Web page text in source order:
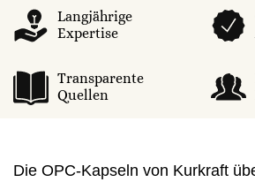
Langjährige
Expertise
Transparente
Quellen
Die OPC-Kapseln von Kurkraft